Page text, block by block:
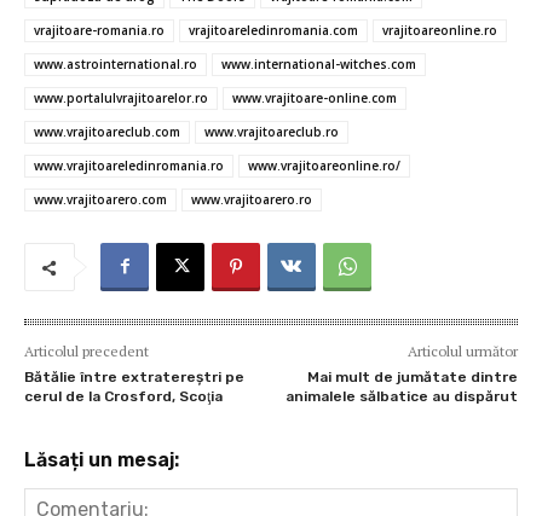
o
k
p
p
er ă
vrajitoare-romania.ro
vrajitoareledinromania.com
vrajitoareonline.ro
www.astrointernational.ro
www.international-witches.com
www.portalulvrajitoarelor.ro
www.vrajitoare-online.com
www.vrajitoareclub.com
www.vrajitoareclub.ro
www.vrajitoareledinromania.ro
www.vrajitoareonline.ro/
www.vrajitoarero.com
www.vrajitoarero.ro
Articolul precedent
Bătălie între extratereştri pe
cerul de la Crosford, Scoţia
Articolul următor
Mai mult de jumătate dintre
animalele sălbatice au dispărut
Lăsați un mesaj: